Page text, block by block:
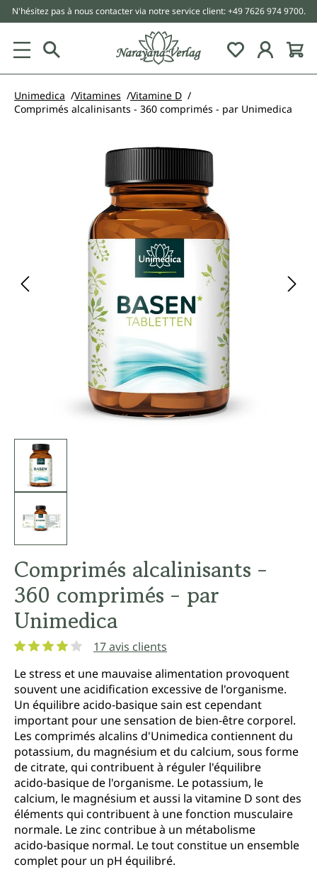
principal
N'hésitez pas à nous contacter via notre service client: +49 7626 974 9700.
Unimedica Vitamines
Vitamine D
Comprimés alcalinisants - 360 comprimés - par Unimedica
Ignorer la galerie d'images
Comprimés alcalinisants -
360 comprimés - par
Unimedica
17 avis clients
Le stress et une mauvaise alimentation provoquent
souvent une acidification excessive de l'organisme.
Un équilibre acido‑basique sain est cependant
important pour une sensation de bien‑être corporel.
Les comprimés alcalins d'Unimedica contiennent du
potassium, du magnésium et du calcium, sous forme
de citrate, qui contribuent à réguler l'équilibre
acido‑basique de l'organisme. Le potassium, le
calcium, le magnésium et aussi la vitamine D sont des
éléments qui contribuent à une fonction musculaire
normale. Le zinc contribue à un métabolisme
acido‑basique normal. Le tout constitue un ensemble
complet pour un pH équilibré.